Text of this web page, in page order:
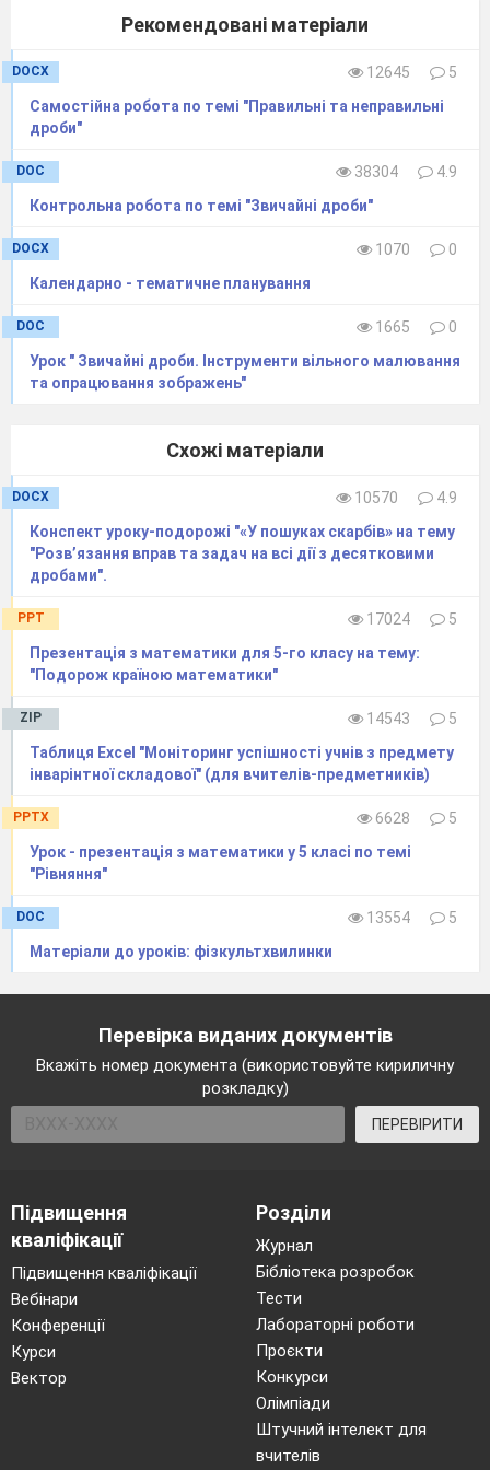
5. Десяткові дроби (49
80–82
83–85
Порівняння десяткових дробів
86; 87
Округлення чисел . Розв’язування
88–93
Додавання і віднімання десят-
кових дробів Розв’язування вправ
94
7
95–
Множення десяткових дробів .
Ділення десяткових дробів
110
№ 8
111–
113
Середнє арифметичне. Середнє
117
Відсотки. Знаходження відсотків
від числа . Розв’язування вправ .
118–
123
Знаходження числа за його
відсотками. Розв’язування вправ .
124
Контрольна робота № 9
128
Повторення і систематизація
129
повторення за курс 5
130
131
Порівняння натуральних чисел
розв’язування вправ .
Розв’язування вправ . Числові і
133
ділення натуральних чисел
134
Розв’язування вправ .
Комбінаторні задачі
135
Розв’язування вправ . Дроби і
ділення натуральних чисел
Розв’язування вправ . Додавання і
віднімання десяткових дробів
Рекомендовані матеріали
DOCX 12645
5
Самостійна робота по темі "Правильні та неправильні
дроби"
DOC 38304
4.9
Контрольна робота по темі "Звичайні дроби"
DOCX 1070
0
Календарно - тематичне планування
DOC 1665
0
Урок " Звичайні дроби. Інструменти вільного малювання
та опрацювання зображень"
Схожі матеріали
DOCX 10570
4.9
Конспект уроку-подорожі "«У пошуках скарбів» на тему
"Розв’язання вправ та задач на всі дії з десятковими
дробами".
PPT 17024
5
Презентація з математики для 5-го класу на тему:
"Подорож країною математики"
ZIP 14543
5
Таблиця Excel "Моніторинг успішності учнів з предмету
інварінтної складової" (для вчителів-предметників)
PPTX 6628
5
Урок - презентація з математики у 5 класі по темі
"Рівняння"
DOC 13554
5
Матеріали до уроків: фізкультхвилинки
Перевірка виданих документів
Вкажіть номер документа (використовуйте кириличну
розкладку)
ПЕРЕВІРИТИ
Підвищення
кваліфікації
Підвищення кваліфікації
Вебінари
Конференції
Курси
Вектор
Розділи
Журнал
Бібліотека розробок
Тести
Лабораторні роботи
Проєкти
Конкурси
Олімпіади
Штучний інтелект для
вчителів